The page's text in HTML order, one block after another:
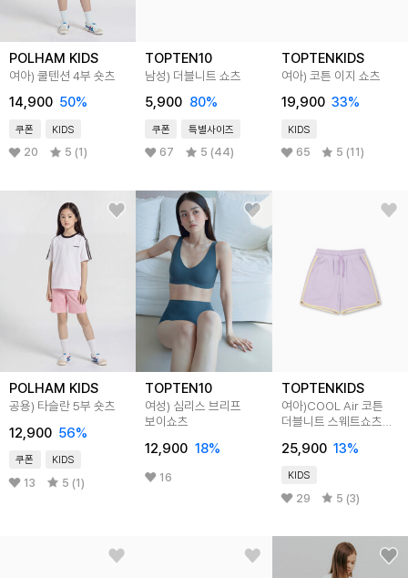
POLHAM KIDS
여아) 쿨텐션 4부 숏츠
14,900 50%
쿠폰 KIDS
20 5 (1)
TOPTEN10
남성) 더블니트 쇼츠
5,900 80%
쿠폰 특별사이즈
67 5 (44)
TOPTENKIDS
여아) 코튼 이지 쇼츠
19,900 33%
KIDS
65 5 (11)
POLHAM KIDS
공용) 타슬란 5부 숏츠
12,900 56%
쿠폰 KIDS
13 5 (1)
TOPTEN10
여성) 심리스 브리프
보이쇼츠
12,900 18%
16
TOPTENKIDS
여아)COOL Air 코튼
더블니트 스웨트쇼츠
25,900 13%
KIDS
29 5 (3)